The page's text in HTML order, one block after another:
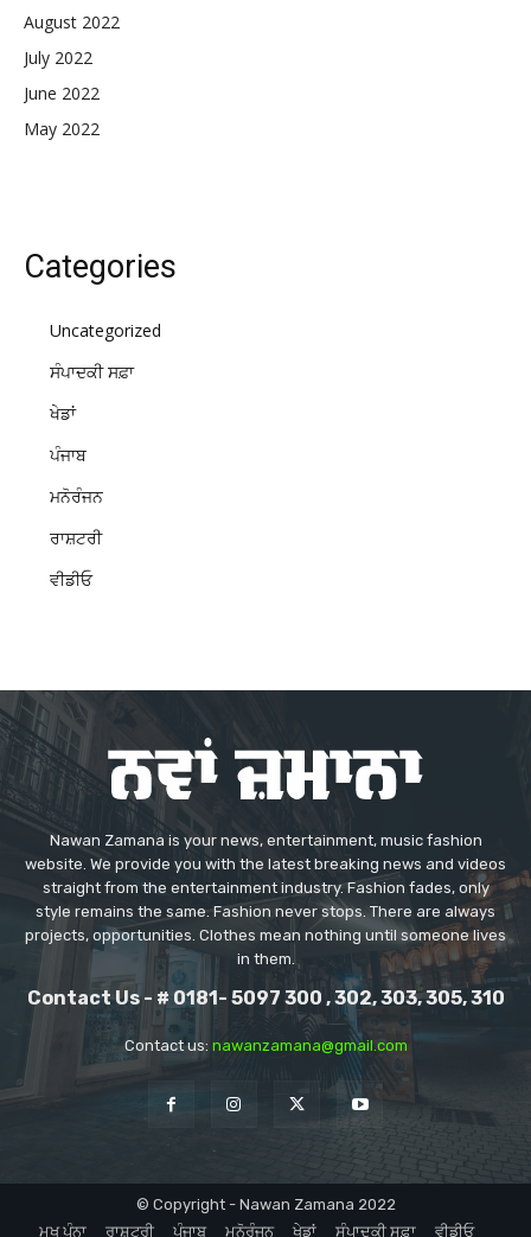
August 2022
July 2022
June 2022
May 2022
Categories
Uncategorized
ਸੰਪਾਦਕੀ ਸਫ਼ਾ
ਖੇਡਾਂ
ਪੰਜਾਬ
ਮਨੋਰੰਜਨ
ਰਾਸ਼ਟਰੀ
ਵੀਡੀਓ
Nawan Zamana is your news, entertainment, music fashion
website. We provide you with the latest breaking news and videos
straight from the entertainment industry. Fashion fades, only
style remains the same. Fashion never stops. There are always
projects, opportunities. Clothes mean nothing until someone lives
in them.
Contact Us - # 0181- 5097 300 , 302, 303, 305, 310
Contact us: nawanzamana@gmail.com
© Copyright - Nawan Zamana 2022
ਮੁਖ ਪੰਨਾ
ਰਾਸ਼ਟਰੀ ਪੰਜਾਬ ਮਨੋਰੰਜਨ ਖੇਡਾਂ ਸੰਪਾਦਕੀ ਸਫ਼ਾ ਵੀਡੀਓ